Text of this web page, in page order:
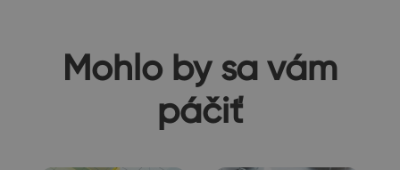
Mohlo by sa vám
páčiť